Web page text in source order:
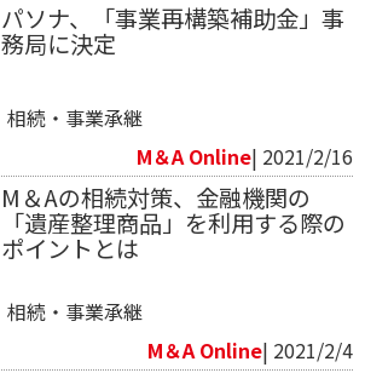
パソナ、「事業再構築補助金」事
務局に決定
相続・事業承継
M＆A Online| 2021/2/16
M＆Aの相続対策、金融機関の
「遺産整理商品」を利用する際の
ポイントとは
相続・事業承継
M＆A Online| 2021/2/4